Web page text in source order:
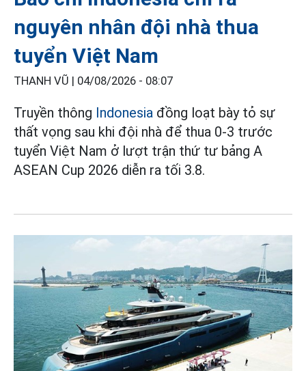
nguyên nhân đội nhà thua
tuyển Việt Nam
THANH VŨ | 04/08/2026 - 08:07
Truyền thông Indonesia đồng loạt bày tỏ sự
thất vọng sau khi đội nhà để thua 0-3 trước
tuyển Việt Nam ở lượt trận thứ tư bảng A
ASEAN Cup 2026 diễn ra tối 3.8.